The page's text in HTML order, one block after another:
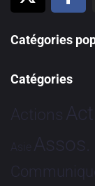
Catégories
Catégories
Actions
Asie Assos.